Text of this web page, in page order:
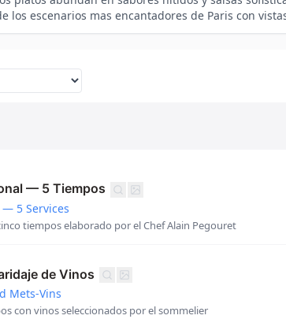
los escenarios mas encantadores de Paris con
— 5 Tiempos
5 Services
tiempos elaborado por el Chef Alain Pegouret
de Vinos
Mets-Vins
con vinos seleccionados por el sommelier